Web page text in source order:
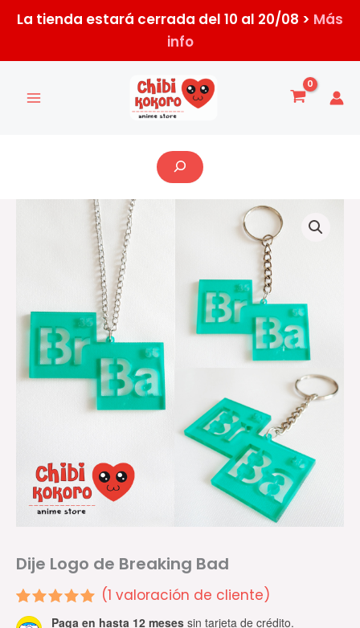
La tienda estará cerrada del 10 al 20/08 > Más
info
Dije Logo de Breaking Bad
Valorado
1
(1 valoración de cliente)
Paga en hasta 12 meses sin tarjeta de crédito.